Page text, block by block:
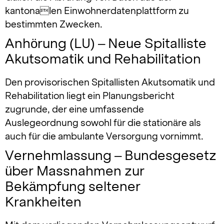
kantonalen Einwohnerdatenplattform zu
bestimmten Zwecken.
Anhörung (LU) – Neue Spitalliste
Akutsomatik und Rehabilitation
Den provisorischen Spitallisten Akutsomatik und
Rehabilitation liegt ein Planungsbericht
zugrunde, der eine umfassende
Auslegeordnung sowohl für die stationäre als
auch für die ambulante Versorgung vornimmt.
Vernehmlassung – Bundesgesetz
über Massnahmen zur
Bekämpfung seltener
Krankheiten